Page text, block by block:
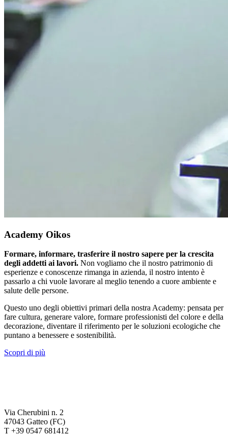
Academy Oikos
Formare, informare, trasferire il nostro sapere per la crescita
degli addetti ai lavori. Non vogliamo che il nostro patrimonio di
esperienze e conoscenze rimanga in azienda, il nostro intento è
passarlo a chi vuole lavorare al meglio tenendo a cuore ambiente e
salute delle persone.
Questo uno degli obiettivi primari della nostra Academy: pensata per
fare cultura, generare valore, formare professionisti del colore e della
decorazione, diventare il riferimento per le soluzioni ecologiche che
puntano a benessere e sostenibilità.
Scopri di più
Via Cherubini n. 2
47043 Gatteo (FC)
T +39 0547 681412